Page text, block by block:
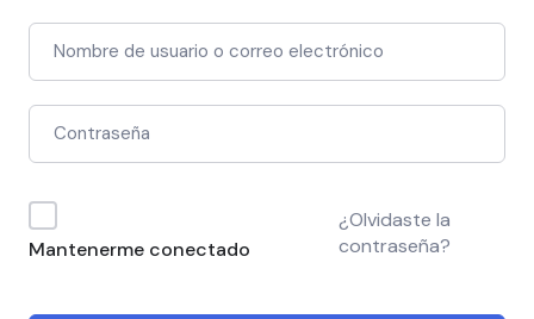
Mantenerme conectado
¿Olvidaste la
contraseña?